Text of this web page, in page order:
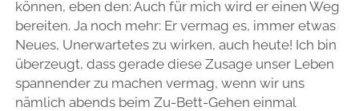
können, eben den: Auch für mich wird er einen Weg
bereiten. Ja noch mehr: Er vermag es, immer etwas
Neues, Unerwartetes zu wirken, auch heute! Ich bin
überzeugt, dass gerade diese Zusage unser Leben
spannender zu machen vermag, wenn wir uns
nämlich abends beim Zu-Bett-Gehen einmal